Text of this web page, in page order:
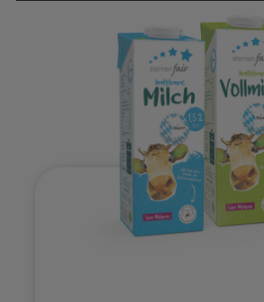
powered byUsercentrics
Management